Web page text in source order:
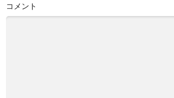
コメント